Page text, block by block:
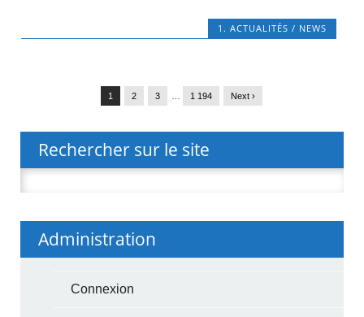
1. ACTUALITÉS / NEWS
1 2 3 1 194 Next ›
Rechercher sur le site
Administration
Connexion